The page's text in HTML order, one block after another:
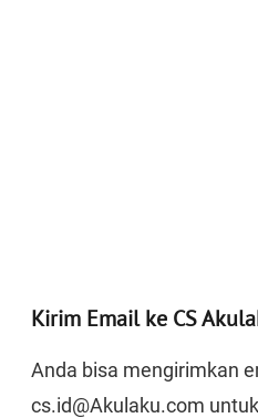
Kirim Email ke CS
Anda bisa mengirimkan
cs.id@Akulaku.com